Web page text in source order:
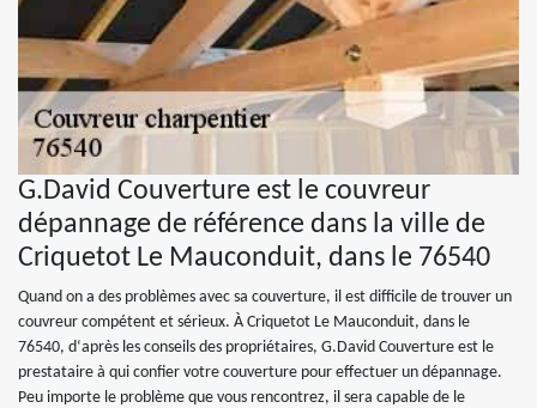
G.David Couverture est le couvreur
dépannage de référence dans la ville de
Criquetot Le Mauconduit, dans le 76540
Quand on a des problèmes avec sa couverture, il est difficile de trouver un
couvreur compétent et sérieux. À Criquetot Le Mauconduit, dans le
76540, d‘après les conseils des propriétaires, G.David Couverture est le
prestataire à qui confier votre couverture pour effectuer un dépannage.
Peu importe le problème que vous rencontrez, il sera capable de le